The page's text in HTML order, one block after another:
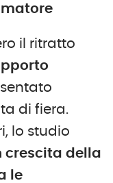
il ritratto
di fiera.
lo studio
crescita della
le